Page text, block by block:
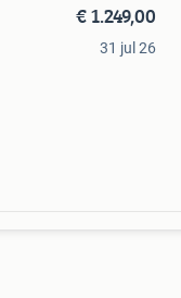
€ 1.249,00
31 jul 26